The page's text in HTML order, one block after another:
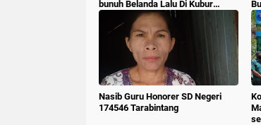
bunuh Belanda Lalu Di Kubur
Massal Oleh Masyarakat
Nasib Guru Honorer SD Negeri
174546 Tarabintang